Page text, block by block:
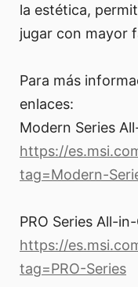
la estética,
jugar con mayor
Para más
enlaces:
Modern Series
https://
tag=Modern-
PRO Series All-
https://
tag=PRO-Series